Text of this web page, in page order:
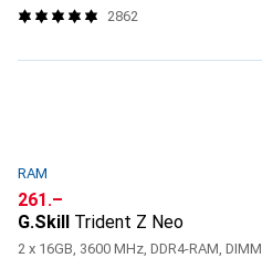
2862
RAM
CHF
261.–
G.Skill Trident Z Neo
2 x 16GB, 3600 MHz, DDR4-RAM, DIMM